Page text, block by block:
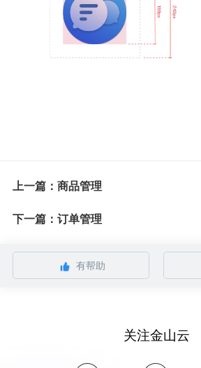
上一篇：商品管理
下一篇：订单管理
有帮助
关注金山云